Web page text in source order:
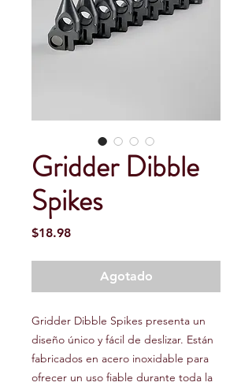
Gridder Dibble
Spikes
$18.98Precio
Agotado
Gridder Dibble Spikes presenta un
diseño único y fácil de deslizar. Están
fabricados en acero inoxidable para
ofrecer un uso fiable durante toda la